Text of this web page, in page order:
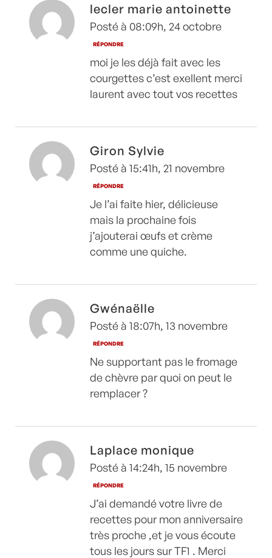
lecler marie antoinette
Posté à 08:09h, 24 octobre
RÉPONDRE
moi je les déjà fait avec les
courgettes c’est exellent merci
laurent avec tout vos recettes
Giron Sylvie
Posté à 15:41h, 21 novembre
RÉPONDRE
Je l’ai faite hier, délicieuse
mais la prochaine fois
j’ajouterai œufs et crème
comme une quiche.
Gwénaëlle
Posté à 18:07h, 13 novembre
RÉPONDRE
Ne supportant pas le fromage
de chèvre par quoi on peut le
remplacer ?
Laplace monique
Posté à 14:24h, 15 novembre
RÉPONDRE
J’ai demandé votre livre de
recettes pour mon anniversaire
très proche ,et je vous écoute
tous les jours sur TF1 . Merci